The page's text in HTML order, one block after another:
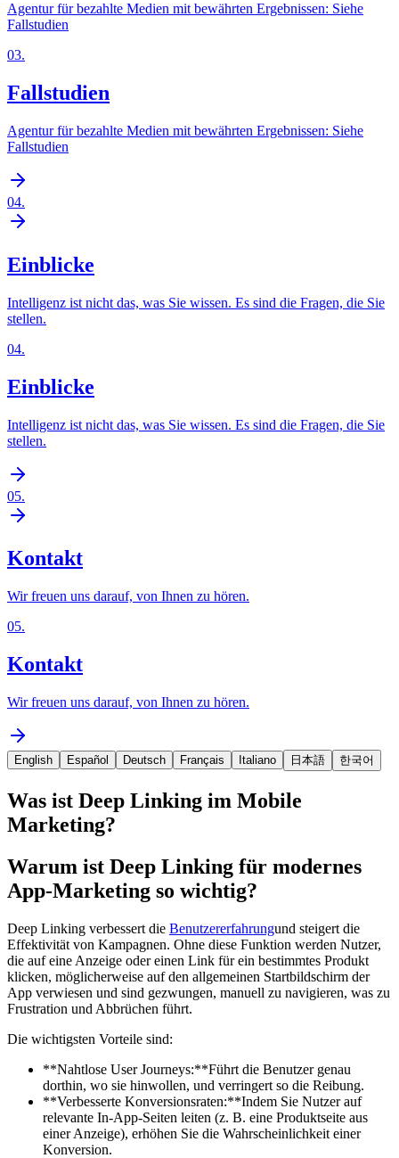
Agentur für bezahlte Medien mit bewährten Ergebnissen: Siehe
Fallstudien
03.
Fallstudien
Agentur für bezahlte Medien mit bewährten Ergebnissen: Siehe
Fallstudien
04.
Einblicke
Intelligenz ist nicht das, was Sie wissen. Es sind die Fragen, die Sie
stellen.
04.
Einblicke
Intelligenz ist nicht das, was Sie wissen. Es sind die Fragen, die Sie
stellen.
05.
Kontakt
Wir freuen uns darauf, von Ihnen zu hören.
05.
Kontakt
Wir freuen uns darauf, von Ihnen zu hören.
English Español Deutsch Français Italiano 日本語 한국어
Was ist Deep Linking im Mobile
Marketing?
Warum ist Deep Linking für modernes
App-Marketing so wichtig?
Deep Linking verbessert die Benutzererfahrungund steigert die
Effektivität von Kampagnen. Ohne diese Funktion werden Nutzer,
die auf eine Anzeige oder einen Link für ein bestimmtes Produkt
klicken, möglicherweise auf den allgemeinen Startbildschirm der
App verwiesen und sind gezwungen, manuell zu navigieren, was zu
Frustration und Abbrüchen führt.
Die wichtigsten Vorteile sind:
**Nahtlose User Journeys:**Führt die Benutzer genau
dorthin, wo sie hinwollen, und verringert so die Reibung.
**Verbesserte Konversionsraten:**Indem Sie Nutzer auf
relevante In-App-Seiten leiten (z. B. eine Produktseite aus
einer Anzeige), erhöhen Sie die Wahrscheinlichkeit einer
Konversion.